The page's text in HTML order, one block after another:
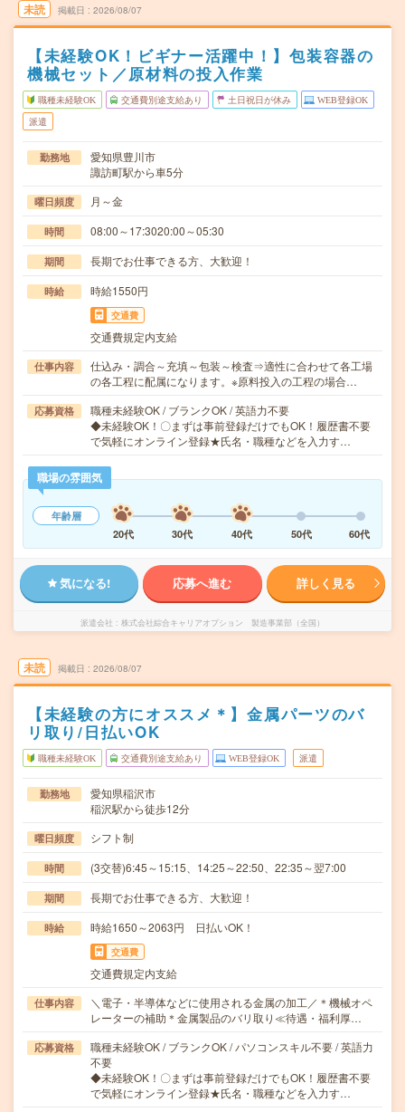
未読 掲載日 2026/08/07
【未経験OK！ビギナー活躍中！】包装容器の
機械セット／原材料の投入作業
職種未経験OK 交通費別途支給あり 土日祝日が休み WEB登録OK
派遣
勤務地
愛知県豊川市
諏訪町駅から車5分
曜日頻度 月～金
時間 08:00～17:3020:00～05:30
期間 長期でお仕事できる方、大歓迎！
時給 時給1550円
交通費
交通費規定内支給
仕事内容
仕込み・調合～充填～包装～検査⇒適性に合わせて各工場
の各工程に配属になります。※原料投入の工程の場合…
応募資格
職種未経験OK / ブランクOK / 英語力不要
◆未経験OK！〇まずは事前登録だけでもOK！履歴書不要
で気軽にオンライン登録★氏名・職種などを入力す…
職場の雰囲気
年齢層
20代
30代 40代 50代 60代
気になる! 応募へ進む 詳しく見る
派遣会社 株式会社綜合キャリアオプション 製造事業部（全国）
未読 掲載日 2026/08/07
【未経験の方にオススメ＊】金属パーツのバ
リ取り/日払いOK
職種未経験OK 交通費別途支給あり WEB登録OK 派遣
勤務地
愛知県稲沢市
稲沢駅から徒歩12分
曜日頻度 シフト制
時間 (3交替)6:45～15:15、14:25～22:50、22:35～翌7:00
期間 長期でお仕事できる方、大歓迎！
時給 時給1650～2063円 日払いOK！
交通費
交通費規定内支給
仕事内容
＼電子・半導体などに使用される金属の加工／＊機械オペ
レーターの補助＊金属製品のバリ取り≪待遇・福利厚…
応募資格
職種未経験OK / ブランクOK / パソコンスキル不要 / 英語力
不要
◆未経験OK！〇まずは事前登録だけでもOK！履歴書不要
で気軽にオンライン登録★氏名・職種などを入力す…